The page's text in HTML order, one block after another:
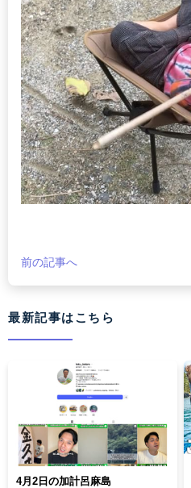
前の記事へ
最新記事はこちら
4月2日の加計呂麻島